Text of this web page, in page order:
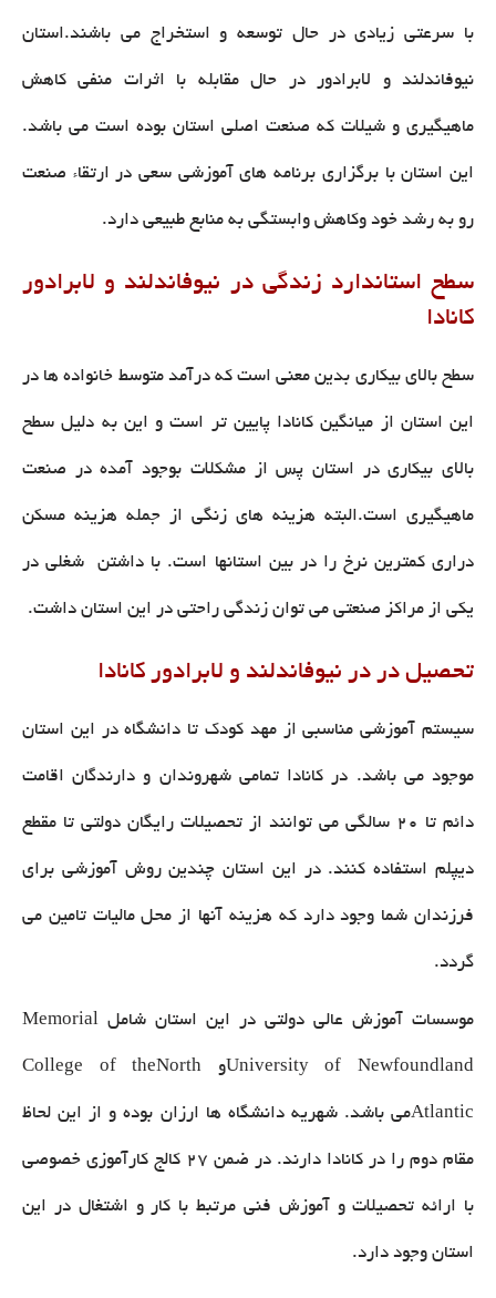
با سرعتی زیادی در حال توسعه و استخراج می باشند.استان
نیوفاندلند و لابرادور در حال مقابله با اثرات منفی کاهش
ماهیگیری و شیلات که صنعت اصلی استان بوده است می باشد.
این استان با برگزاری برنامه های آموزشی سعی در ارتقاء صنعت
رو به رشد خود وکاهش وابستگی به منابع طبیعی دارد.
سطح استاندارد زندگی در نیوفاندلند و لابرادور
کانادا
سطح بالای بیکاری بدین معنی است که درآمد متوسط خانواده ها در
این استان از میانگین کانادا پایین تر است و این به دلیل سطح
بالای بیکاری در استان پس از مشکلات بوجود آمده در صنعت
ماهیگیری است.البته هزینه های زنگی از جمله هزینه مسکن
دراری کمترین نرخ را در بین استانها است. با داشتن شغلی در
یکی از مراکز صنعتی می توان زندگی راحتی در این استان داشت.
تحصیل در در نیوفاندلند و لابرادور کانادا
سیستم آموزشی مناسبی از مهد کودک تا دانشگاه در این استان
موجود می باشد. در کانادا تمامی شهروندان و دارندگان اقامت
دائم تا 20 سالگی می توانند از تحصیلات رایگان دولتی تا مقطع
دیپلم استفاده کنند. در این استان چندین روش آموزشی برای
فرزندان شما وجود دارد که هزینه آنها از محل مالیات تامین می
گردد.
موسسات آموزش عالی دولتی در این استان شامل Memorial
University of Newfoundlandو College of theNorth
Atlanticمی باشد. شهریه دانشگاه ها ارزان بوده و از این لحاظ
مقام دوم را در کانادا دارند. در ضمن 27 کالج کارآموزی خصوصی
با ارائه تحصیلات و آموزش فنی مرتبط با کار و اشتغال در این
استان وجود دارد.